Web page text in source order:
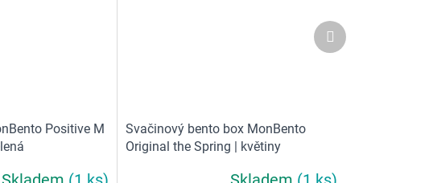
Positive M
Svačinový bento box MonBento
Original the Spring | květiny
Další
produkt